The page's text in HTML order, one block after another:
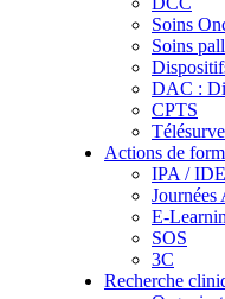
Soins
Soins
DAC :
CPTS
Actions de
IPA /
Journées
E-
SOS
3C
Recherche